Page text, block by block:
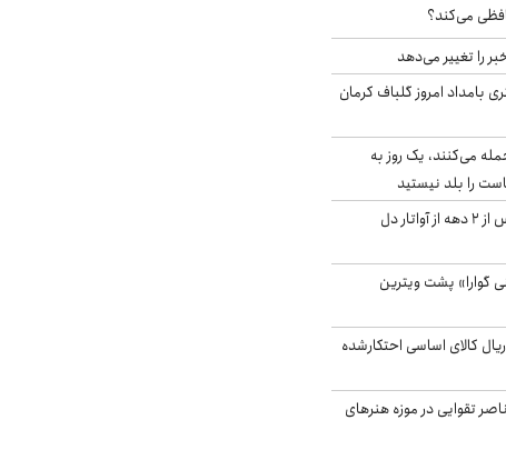
می‌کند؟
را تغییر می‌دهد
۴.۶ ریشتری بامداد امروز گلباف کرمان
می‌کنند، یک روز به
را بلد نیستید
آیا جیمز کامرون پس از ۲ دهه از آواتار دل
گوارا» پشت ویترین
ریال کالای اساسی احتکارشده
تقوایی در موزه هنرهای